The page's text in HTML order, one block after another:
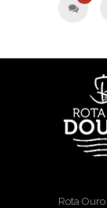
Rota